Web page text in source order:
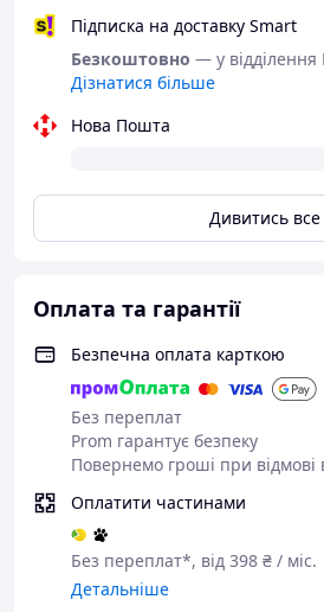
Підписка на доставку Smart
Безкоштовно — у
Дізнатися більше
Нова Пошта
Дивитись все
Оплата та гарантії
Безпечна оплата карткою
Без переплат
Prom гарантує безпеку
Повернемо гроші при відмові
Оплатити частинами
Без переплат*, від 398 ₴ / міс.
Детальніше